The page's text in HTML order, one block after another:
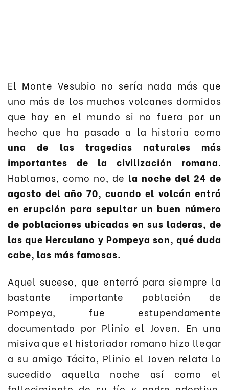
El Monte Vesubio no sería nada más que
uno más de los muchos volcanes dormidos
que hay en el mundo si no fuera por un
hecho que ha pasado a la historia como
una de las tragedias naturales más
importantes de la civilización romana.
Hablamos, como no, de la noche del 24 de
agosto del año 70, cuando el volcán entró
en erupción para sepultar un buen número
de poblaciones ubicadas en sus laderas, de
las que Herculano y Pompeya son, qué duda
cabe, las más famosas.
Aquel suceso, que enterró para siempre la
bastante importante población de
Pompeya, fue estupendamente
documentado por Plinio el Joven. En una
misiva que el historiador romano hizo llegar
a su amigo Tácito, Plinio el Joven relata lo
sucedido aquella noche así como el